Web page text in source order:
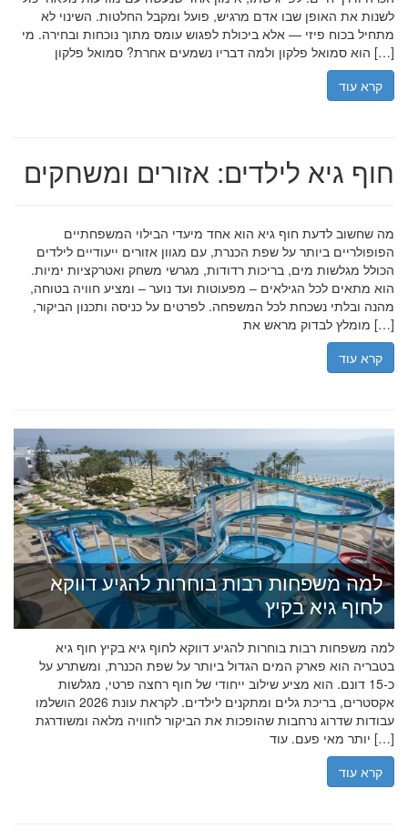
לשנות את האופן שבו אדם מרגיש, פועל ומקבל החלטות. השינוי לא
מתחיל בכוח פיזי — אלא ביכולת לפגוש עומס מתוך נוכחות ובחירה. מי
הוא סמואל פלקון ולמה דבריו נשמעים אחרת? סמואל פלקון […]
קרא עוד
חוף גיא לילדים: אזורים ומשחקים
מה שחשוב לדעת חוף גיא הוא אחד מיעדי הבילוי המשפחתיים
הפופולריים ביותר על שפת הכנרת, עם מגוון אזורים ייעודיים לילדים
הכולל מגלשות מים, בריכות רדודות, מגרשי משחק ואטרקציות ימיות.
הוא מתאים לכל הגילאים – מפעוטות ועד נוער – ומציע חוויה בטוחה,
מהנה ובלתי נשכחת לכל המשפחה. לפרטים על כניסה ותכנון הביקור,
מומלץ לבדוק מראש את […]
קרא עוד
למה משפחות רבות בוחרות להגיע דווקא
לחוף גיא בקיץ
למה משפחות רבות בוחרות להגיע דווקא לחוף גיא בקיץ חוף גיא
בטבריה הוא פארק המים הגדול ביותר על שפת הכנרת, ומשתרע על
כ-15 דונם. הוא מציע שילוב ייחודי של חוף רחצה פרטי, מגלשות
אקסטרים, בריכת גלים ומתקנים לילדים. לקראת עונת 2026 הושלמו
עבודות שדרוג נרחבות שהופכות את הביקור לחוויה מלאה ומשודרגת
יותר מאי פעם. עוד […]
קרא עוד